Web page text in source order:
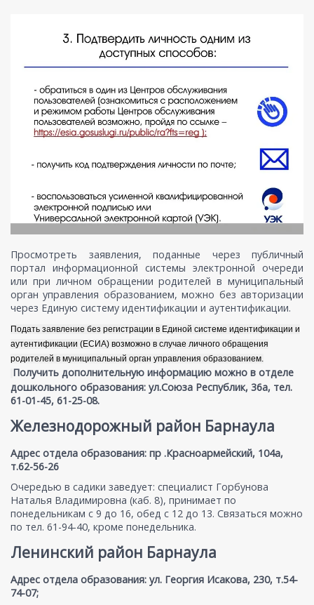
Просмотреть заявления, поданные через публичный
портал информационной системы электронной очереди
или при личном обращении родителей в муниципальный
орган управления образованием, можно без авторизации
через Единую систему идентификации и аутентификации.
Подать заявление без регистрации в Единой системе идентификации и
аутентификации (ЕСИА) возможно в случае личного обращения
родителей в муниципальный орган управления образованием.
Получить дополнительную информацию можно в отделе
дошкольного образования: ул.Союза Республик, 36а, тел.
61-01-45, 61-25-08.
Железнодорожный район Барнаула
Адрес отдела образования: пр .Красноармейский, 104а,
т.62-56-26
Очередью в садики заведует: специалист Горбунова
Наталья Владимировна (каб. 8), принимает по
понедельникам с 9 до 16, обед с 12 до 13. Связаться можно
по тел. 61-94-40, кроме понедельника.
Ленинский район Барнаула
Адрес отдела образования: ул. Георгия Исакова, 230, т.54-
74-07;